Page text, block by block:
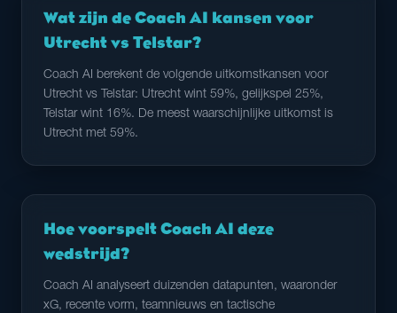
Wat zijn de Coach AI kansen voor
Utrecht vs Telstar?
Coach AI berekent de volgende uitkomstkansen voor
Utrecht vs Telstar: Utrecht wint 59%, gelijkspel 25%,
Telstar wint 16%. De meest waarschijnlijke uitkomst is
Utrecht met 59%.
Hoe voorspelt Coach AI deze
wedstrijd?
Coach AI analyseert duizenden datapunten, waaronder
xG, recente vorm, teamnieuws en tactische